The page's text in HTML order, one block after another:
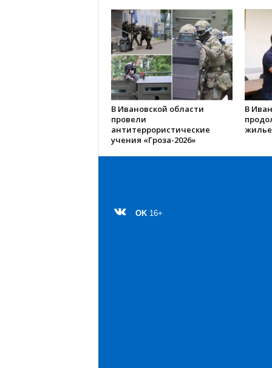
В Ивановской области
провели
антитеррористические
учения «Гроза-2026»
В
OK 16+